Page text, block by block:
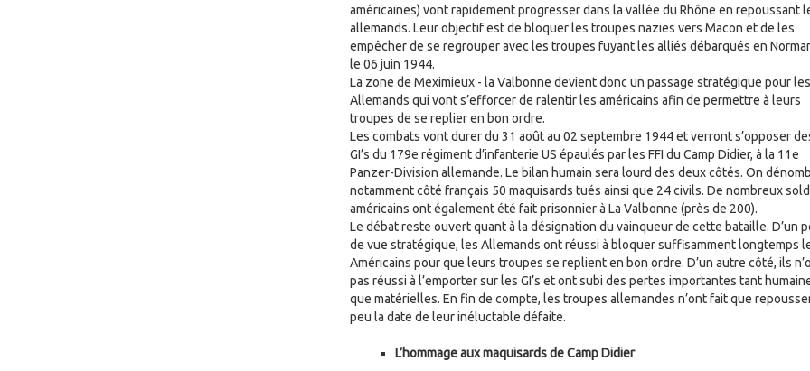
américaines) vont rapidement progresser dans la vallée du Rhône en repoussant
allemands. Leur objectif est de bloquer les troupes nazies vers Macon et de les
empêcher de se regrouper avec les troupes fuyant les alliés débarqués en
le 06 juin 1944.
La zone de Meximieux - la Valbonne devient donc un passage stratégique pour les
Allemands qui vont s’efforcer de ralentir les américains afin de permettre à leurs
troupes de se replier en bon ordre.
Les combats vont durer du 31 août au 02 septembre 1944 et verront s’opposer
GI’s du 179e régiment d’infanterie US épaulés par les FFI du Camp Didier, à la 11e
Panzer-Division allemande. Le bilan humain sera lourd des deux côtés. On
notamment côté français 50 maquisards tués ainsi que 24 civils. De nombreux
américains ont également été fait prisonnier à La Valbonne (près de 200).
Le débat reste ouvert quant à la désignation du vainqueur de cette bataille. D’un
de vue stratégique, les Allemands ont réussi à bloquer suffisamment longtemps
Américains pour que leurs troupes se replient en bon ordre. D’un autre côté, ils
pas réussi à l’emporter sur les GI’s et ont subi des pertes importantes tant
que matérielles. En fin de compte, les troupes allemandes n’ont fait que
peu la date de leur inéluctable défaite.
L’hommage aux maquisards de Camp Didier